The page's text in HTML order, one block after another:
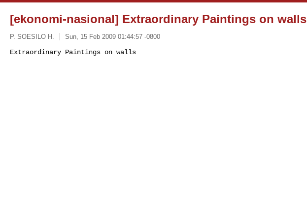
[ekonomi-nasional] Extraordinary Paintings on walls
P. SOESILO H. Sun, 15 Feb 2009 01:44:57 -0800
Extraordinary Paintings on walls